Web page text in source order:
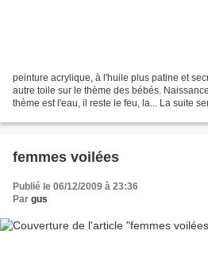
peinture acrylique, à l'huile plus patine et
autre toile sur le thème des bébés.
thème est l'eau, il reste le feu, la... La suite
femmes voilées
Publié le 06/12/2009 à 23:36
Par gus